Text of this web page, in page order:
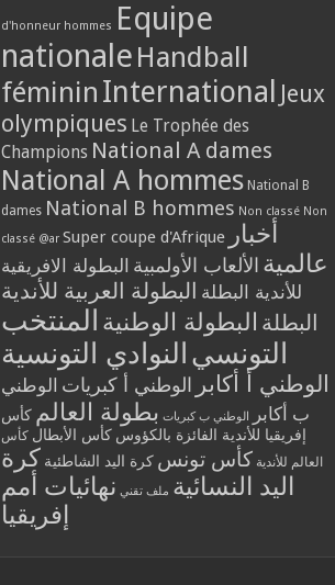
d'honneur hommes Equipe
nationale Handball
féminin International Jeux
olympiques Le Trophée des
Champions National A dames
National A hommes National B
dames National B hommes Non classé Non
classé @ar Super coupe d'Afrique أخبار
عالمية الألعاب الأولمبية البطولة الافريقية
للأندية البطلة البطولة العربية للأندية
البطلة البطولة الوطنية المنتخب
التونسي النوادي التونسية
الوطني أ أكابر الوطني أ كبريات الوطني
ب أكابر
الوطني ب كبريات بطولة العالم كأس
إفريقيا للأندية الفائزة بالكؤوس كأس الأبطال كأس
العالم للأندية كأس تونس كرة اليد الشاطئية كرة
اليد النسائية ملف تقني نهائيات أمم
إفريقيا